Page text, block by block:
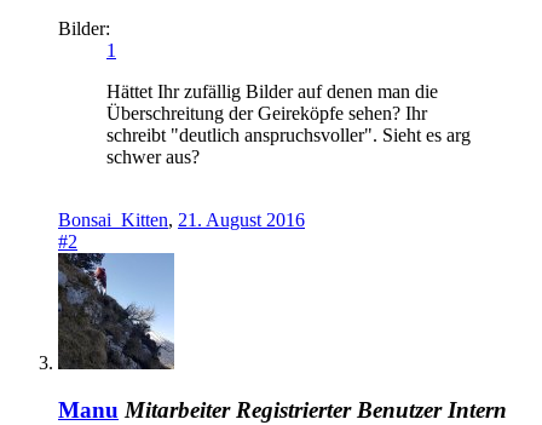
Bilder:
1
Hättet Ihr zufällig Bilder auf denen man die
Überschreitung der Geireköpfe sehen? Ihr
schreibt "deutlich anspruchsvoller". Sieht es arg
schwer aus?
Bonsai_Kitten, 21. August 2016
#2
Manu Mitarbeiter Registrierter Benutzer Intern